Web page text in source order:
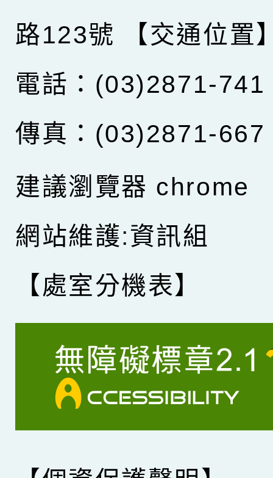
路123號
【交通位置
電話：(03)2871-741
傳真：(03)2871-667
建議瀏覽器 chrome
網站維護:資訊組
【處室分機表】